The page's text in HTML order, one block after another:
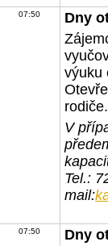
07:50
Dny
výuku
rodiče.
V
Tel.:
mail:
07:50
Dny